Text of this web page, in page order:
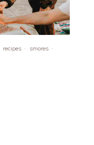
recipes
smores